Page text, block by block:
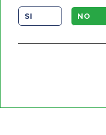
Copyrights © 2020
SI NO